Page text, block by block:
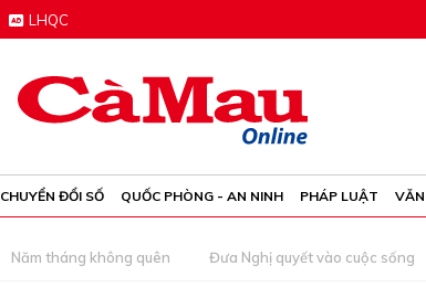
LHQC
CHUYỂN ĐỔI SỐ QUỐC PHÒNG - AN NINH PHÁP LUẬT
Năm tháng không quên Đưa Nghị quyết vào cuộc sống